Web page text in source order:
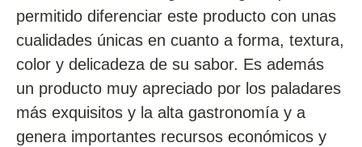
permitido diferenciar este producto con unas
cualidades únicas en cuanto a forma, textura,
color y delicadeza de su sabor. Es además
un producto muy apreciado por los paladares
más exquisitos y la alta gastronomía y a
genera importantes recursos económicos y